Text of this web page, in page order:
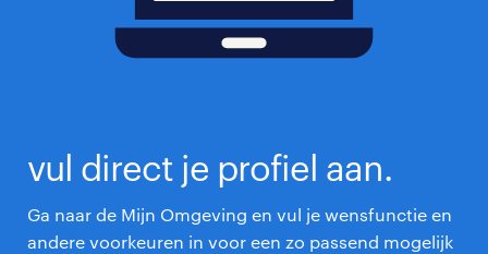
vul direct je profiel aan.
Ga naar de Mijn Omgeving en vul je wensfunctie en
andere voorkeuren in voor een zo passend mogelijk